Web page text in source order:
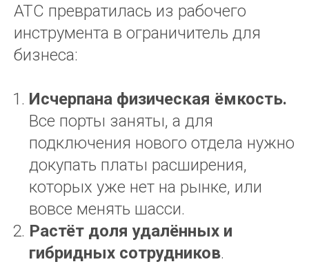
АТС превратилась из рабочего
инструмента в ограничитель для
бизнеса:
Исчерпана физическая ёмкость.
Все порты заняты, а для
подключения нового отдела нужно
докупать платы расширения,
которых уже нет на рынке, или
вовсе менять шасси.
Растёт доля удалённых и
гибридных сотрудников.